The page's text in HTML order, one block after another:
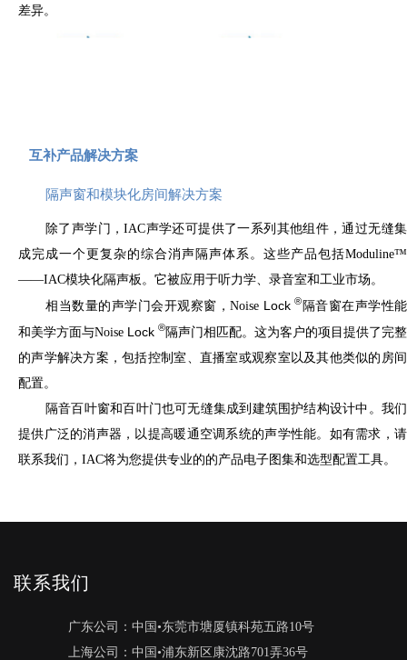
大。为了防止这些噪音影响外界，还需要使用隔音门
门的选择和推荐。
差异。
互补产品解决方案
隔声窗和模块化房间解决方案
除了声学门，IAC声学还可提供了一系列其他组件，通过无缝集
成完成一个更复杂的综合消声隔声体系。这些产品包括Moduline™
——IAC模块化隔声板。它被应用于听力学、录音室和工业市场。
相当数量的声学门会开观察窗，Noise Lock ®隔音窗在声学性能
和美学方面与Noise Lock ®隔声门相匹配。这为客户的项目提供了完整
的声学解决方案，包括控制室、直播室或观察室以及其他类似的房间
配置。
隔音百叶窗和百叶门也可无缝集成到建筑围护结构设计中。我们
提供广泛的消声器，以提高暖通空调系统的声学性能。如有需求，请
联系我们，IAC将为您提供专业的的产品电子图集和选型配置工具。
联系我们
广东公司：中国•东莞市塘厦镇科苑五路10号
上海公司：中国•浦东新区康沈路701弄36号